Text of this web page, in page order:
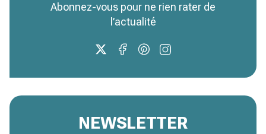
Abonnez-vous pour ne rien rater de
l’actualité
NEWSLETTER